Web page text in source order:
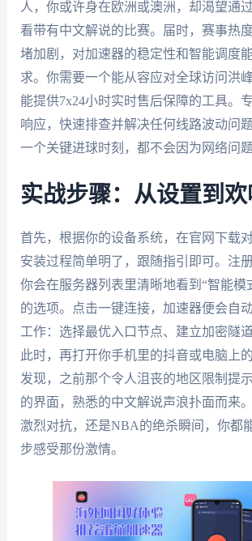
人，你或许身在欧洲或澳洲，却渴望通
看带有中文解说的比赛。届时，赛事热
堵加剧，对加速器的稳定性和智能调度
求。你需要一个能从容应对全球访问洪
能提供7x24小时实时售后保障的工具。
响应，快速排查并解决任何线路波动问
一个关键进球时刻，都不会因为网络问
实战步骤：从设置到欢
首先，根据你的设备系统，在官网下载
安装过程简单明了，跟随指引即可。注
你会在服务器列表里清晰地看到“智能模
的选项。点击一键连接，加速器便会自
工作：选择最优入口节点、建立加密隧
此时，再打开你手机里的抖音或电脑上
发现，之前那个令人沮丧的地区限制提
的界面，熟悉的中文解说声浪扑面而来
激烈对抗，还是NBA的绝杀瞬间，你都
步感受那份激情。